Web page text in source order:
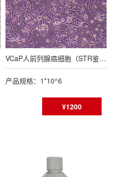
VCaP人前列腺癌细胞（STR鉴定报告）
产品规格：1*10^6
¥1200